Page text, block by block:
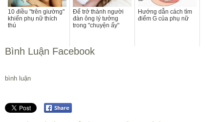
10 điều "trên giường"
khiến phụ nữ thích
thú
Để trở thành người
đàn ông lý tưởng
trong "chuyện ấy"
Hướng dẫn cách tìm
điểm G của phụ nữ
Bình Luận Facebook
bình luận